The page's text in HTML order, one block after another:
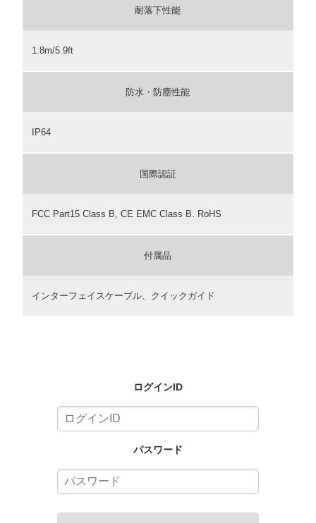
耐落下性能
1.8m/5.9ft
防水・防塵性能
IP64
国際認証
FCC Part15 Class B, CE EMC Class B. RoHS
付属品
インターフェイスケーブル、クイックガイド
ログインID
パスワード